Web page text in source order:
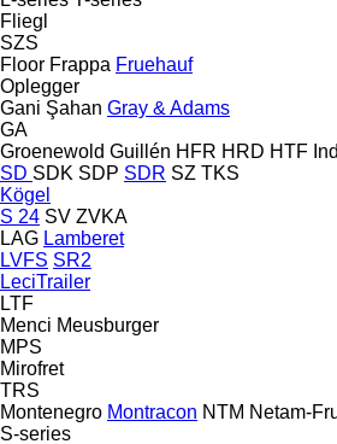
Fliegl
SZS
Floor Frappa Fruehauf
Oplegger
Gani Şahan Gray & Adams
GA
Groenewold Guillén HFR HRD HTF
SD SDK SDP SDR SZ TKS
Kögel
S 24 SV ZVKA
LAG Lamberet
LVFS SR2
LeciTrailer
LTF
Menci Meusburger
MPS
Mirofret
TRS
Montenegro Montracon NTM Netam-
S-series